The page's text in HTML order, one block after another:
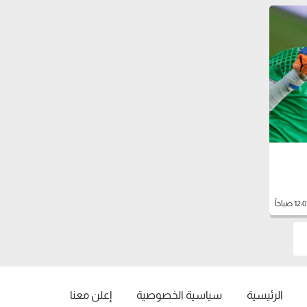
الرئيسية سياسية الخصوصية إعلن معنا